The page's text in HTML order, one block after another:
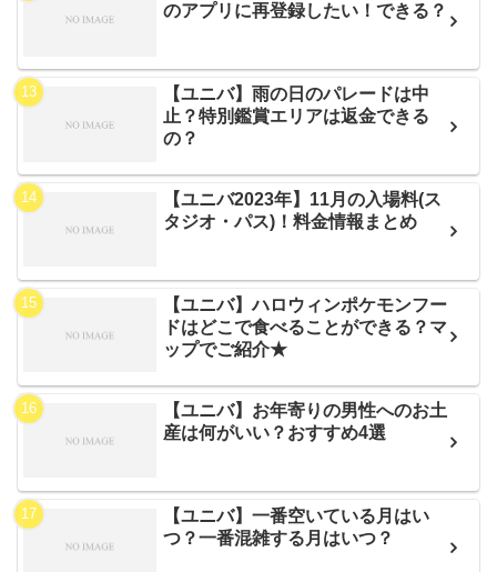
のアプリに再登録したい！できる？
【ユニバ】雨の日のパレードは中
止？特別鑑賞エリアは返金できる
の？
【ユニバ2023年】11月の入場料(ス
タジオ・パス)！料金情報まとめ
【ユニバ】ハロウィンポケモンフー
ドはどこで食べることができる？マ
ップでご紹介★
【ユニバ】お年寄りの男性へのお土
産は何がいい？おすすめ4選
【ユニバ】一番空いている月はい
つ？一番混雑する月はいつ？